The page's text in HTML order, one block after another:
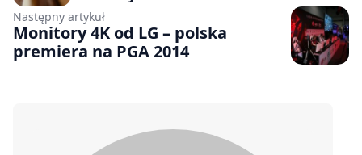
Następny artykuł
Monitory 4K od LG – polska
premiera na PGA 2014